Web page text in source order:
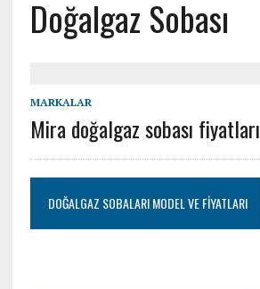
Doğalgaz Sobası
MARKALAR
Mira doğalgaz sobası fiyatları
DOĞALGAZ SOBALARI MODEL VE FIYATLARI